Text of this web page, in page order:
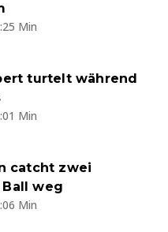
Min
turtelt während
Min
catcht zwei
weg
Min